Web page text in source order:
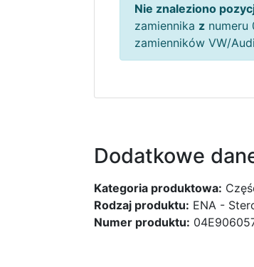
Nie znaleziono
zamiennika z numeru
zamienników VW/Audi
Dodatkowe
Kategoria produktowa:
Rodzaj produktu: ENA -
Numer produktu: